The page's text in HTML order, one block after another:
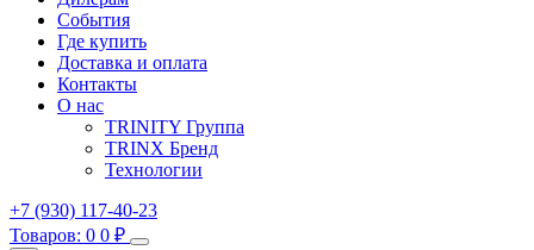
События
Где купить
Доставка и оплата
Контакты
О нас
TRINITY Группа
TRINX Бренд
Технологии
+7 (930) 117-40-23
Товаров: 0 0 ₽